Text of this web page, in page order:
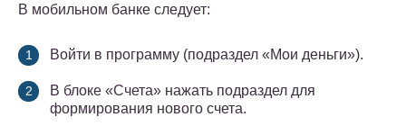
В мобильном банке следует:
Войти в программу (подраздел «Мои деньги»).
В блоке «Счета» нажать подраздел для
формирования нового счета.